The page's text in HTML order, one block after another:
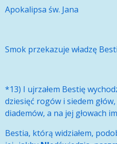
Apokalipsa św. Jana
Smok przekazuje władzę
*13) I ujrzałem Bestię
dziesięć rogów i siedem
diademów, a na jej głowach
Bestia, którą widziałem,